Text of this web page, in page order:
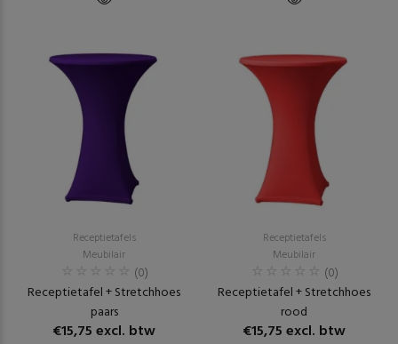
Receptietafels
Meubilair
(0)
Receptietafel + Stretchhoes
paars
€15,75 excl. btw
Receptietafels
Meubilair
(0)
Receptietafel + Stretchhoes
rood
€15,75 excl. btw